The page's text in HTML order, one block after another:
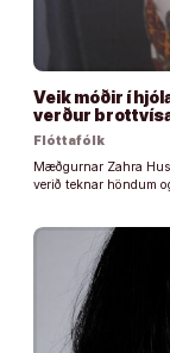
Veik móðir í
verður
Flóttafólk
Mæðgurnar Zahra
verið teknar höndum